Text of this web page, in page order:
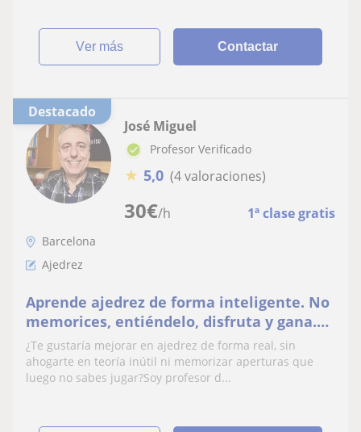
ver más Contactar
Destacado
30€/h 1ª clase gratis
José Miguel
Profesor Verificado
★ 5,0 (4 valoraciones)
Barcelona
Ajedrez
Aprende ajedrez de forma inteligente. No
memorices, entiéndelo, disfruta y gana.
Método claro y probado
¿Te gustaría mejorar en ajedrez de forma real, sin
ahogarte en teoría inútil ni memorizar aperturas que
luego no sabes jugar?Soy profesor d...